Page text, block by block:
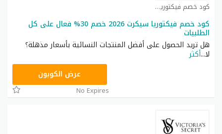
كود خصم فيكتوريا سيكرت كوبون
كود خصم فيكتوريا سيكرت 2026 خصم 30% فعال على كل
الطلبيات
هل تريد الحصول على أفضل المنتجات النسائية بأسعار مذهلة؟
لا...أكثر
عرض الكوبون
No Expires